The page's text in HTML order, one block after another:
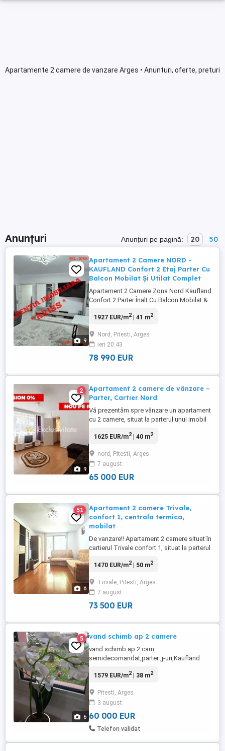
Apartamente 2 camere de vanzare Arges • Anunturi, oferte, preturi
Anunțuri Anunțuri pe pagină: 20 50
9
Apartament 2 Camere NORD -
KAUFLAND Confort 2 Etaj Parter Cu
Balcon Mobilat Și Utilat Complet
Apartament 2 Camere Zona Nord Kaufland
Confort 2 Parter Înalt Cu Balcon Mobilat &
vânzare un apartament de 2 camere situat
pentru accesul rapid la magazine, ...
1927 EUR/m2| 41 m2
Nord, Pitesti, Arges
ieri 20:43
78 990 EUR
9
2
Apartament 2 camere de vânzare –
Parter, Cartier Nord
Vă prezentăm spre vânzare un apartament
cu 2 camere, situat la parterul unui imobil
facil către principalele puncte de interes,
învățământ și mijloace de transport,
oferind toate avantajele unei locuințe bine
amplasate. Poziționarea ...
1625 EUR/m2| 40 m2
nord, Pitesti, Arges
7 august
65 000 EUR
6
51
Apartament 2 camere Trivale,
confort 1, centrala termica,
mobilat
De vanzare!! Apartament 2 camere situat în
cartierul Trivale confort 1, situat la parterul
suprafata 50 mp, centrala termica proprie,
gresie și faianță, finisaje medii. Acte la zi,
liber de sarcini. Tel. zero șapte patru cinci
...
1470 EUR/m2| 50 m2
Trivale, Pitesti, Arges
7 august
73 500 EUR
6
5 vand schimb ap 2 camere
vand schimb ap 2 cam
semidecomandat,parter ,j-uri,Kaufland
circular etaj intermediar A-uri sau H-
sus.
1579 EUR/m2| 38 m2
Pitesti, Arges
3 august
60 000 EUR
Telefon validat